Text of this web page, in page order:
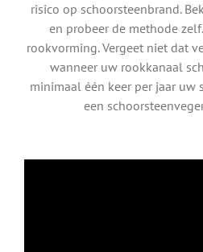
risico op schoorsteenbrand.
en probeer de methode
rookvorming. Vergeet niet dat
wanneer uw rookkanaal
minimaal één keer per jaar uw
een